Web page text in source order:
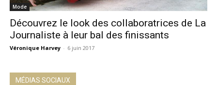
Mode
Découvrez le look des collaboratrices de La
Journaliste à leur bal des finissants
Véronique Harvey - 6 juin 2017
MÉDIAS SOCIAUX